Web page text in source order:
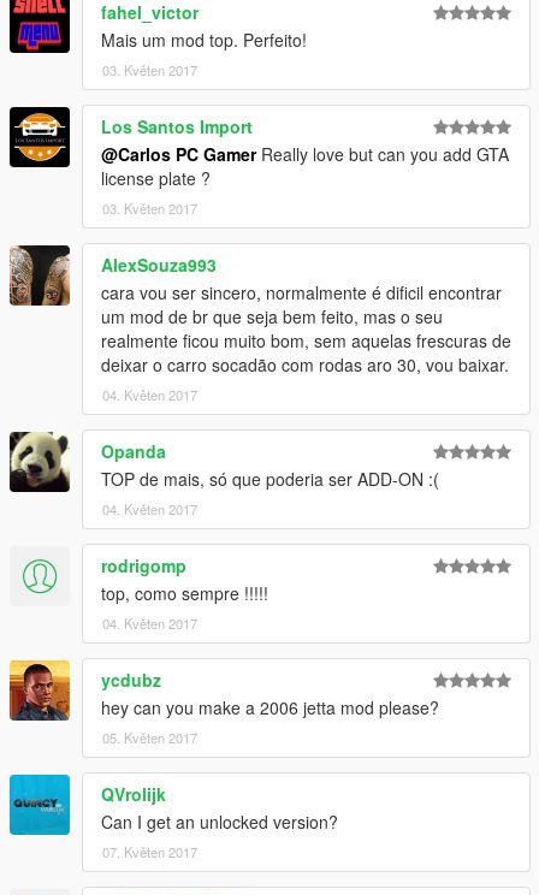
fahel_victor
Mais um mod top. Perfeito!
03. Květen 2017
Los Santos Import
@Carlos PC GamerReally love but can you add GTA
license plate ?
03. Květen 2017
AlexSouza993
cara vou ser sincero, normalmente é dificil encontrar
um mod de br que seja bem feito, mas o seu
realmente ficou muito bom, sem aquelas frescuras de
deixar o carro socadão com rodas aro 30, vou baixar.
04. Květen 2017
Opanda
TOP de mais, só que poderia ser ADD-ON :(
04. Květen 2017
rodrigomp
top, como sempre !!!!!
04. Květen 2017
ycdubz
hey can you make a 2006 jetta mod please?
05. Květen 2017
QVrolijk
Can I get an unlocked version?
07. Květen 2017